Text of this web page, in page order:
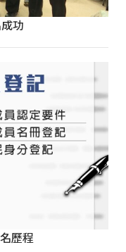
功
歷程